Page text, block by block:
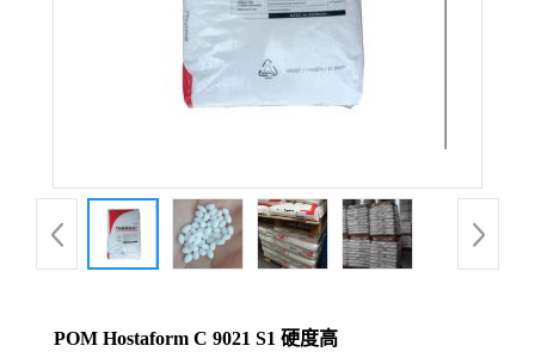
品
展
POM Hostaform C 9021 S1 硬度高